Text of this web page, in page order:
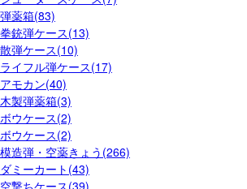
弾薬箱(83)
拳銃弾ケース(13)
散弾ケース(10)
ライフル弾ケース(17)
アモカン(40)
木製弾薬箱(3)
ボウケース(2)
ボウケース(2)
模造弾・空薬きょう(266)
ダミーカート(43)